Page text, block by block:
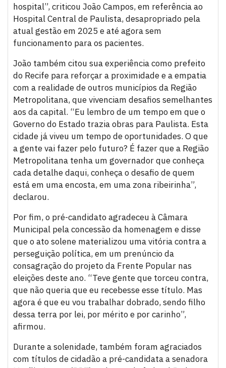
hospital”, criticou João Campos, em referência ao
Hospital Central de Paulista, desapropriado pela
atual gestão em 2025 e até agora sem
funcionamento para os pacientes.
João também citou sua experiência como prefeito
do Recife para reforçar a proximidade e a empatia
com a realidade de outros municípios da Região
Metropolitana, que vivenciam desafios semelhantes
aos da capital. “Eu lembro de um tempo em que o
Governo do Estado trazia obras para Paulista. Esta
cidade já viveu um tempo de oportunidades. O que
a gente vai fazer pelo futuro? É fazer que a Região
Metropolitana tenha um governador que conheça
cada detalhe daqui, conheça o desafio de quem
está em uma encosta, em uma zona ribeirinha”,
declarou.
Por fim, o pré-candidato agradeceu à Câmara
Municipal pela concessão da homenagem e disse
que o ato solene materializou uma vitória contra a
perseguição política, em um prenúncio da
consagração do projeto da Frente Popular nas
eleições deste ano. “Teve gente que torceu contra,
que não queria que eu recebesse esse título. Mas
agora é que eu vou trabalhar dobrado, sendo filho
dessa terra por lei, por mérito e por carinho”,
afirmou.
Durante a solenidade, também foram agraciados
com títulos de cidadão a pré-candidata a senadora